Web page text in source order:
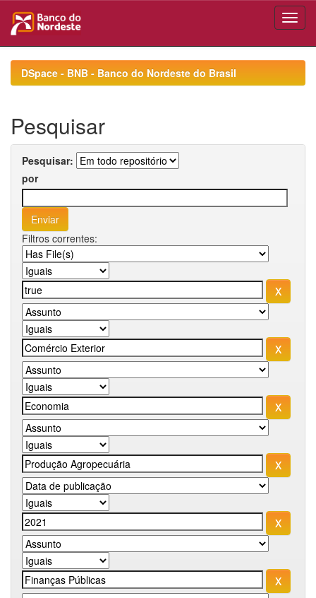
navigationDSpace - BNB - Banco do Nordeste do Brasil
Pesquisar
Pesquisar:
por
Filtros correntes: